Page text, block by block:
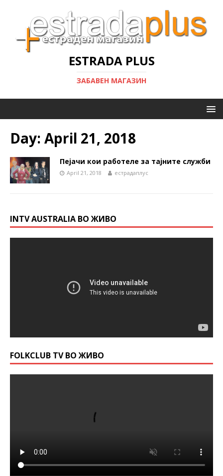
ESTRADA PLUS
ЗАБАВЕН МАГАЗИН
Day: April 21, 2018
Пејачи кои работеле за тајните служби
April 21, 2018 естрадаплус
INTV AUSTRALIA ВО ЖИВО
FOLKCLUB TV ВО ЖИВО